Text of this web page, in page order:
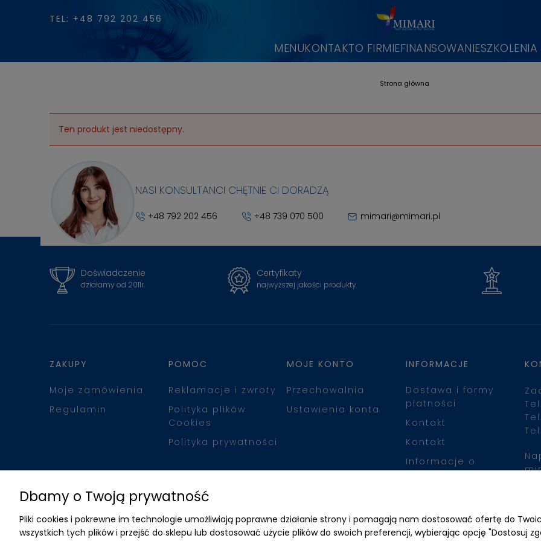
TEL: +48 792 202 456
MENUKONTAKTO FIRMIEFINANSOWANIESZKOLENIA
Strona główna
Ten produkt jest niedostępny.
NASI KONSULTANCI CHĘTNIE CI DORADZĄ
+48 792 202 456 +48 739 070 500 mimari@mimari.pl
Doświadczenie
działamy od 2011r.
Certyfikaty
najwyższej jakości produkty
ZAKUPY
Moje zamówienia
Regulamin
POMOC
Reklamacje i zwroty
Polityka plików
Cookies
Polityka prywatności
MOJE KONTO
Przechowalnia
Ustawienia konta
INFORMACJE
Dostawa i formy
płatności
Kontakt
Kontakt
Informacje o
Dbamy o Twoją prywatność
Pliki cookies i pokrewne im technologie umożliwiają poprawne działanie strony i pomagają nam dostosować ofertę do
wszystkich tych plików i przejść do sklepu lub dostosować użycie plików do swoich preferencji, wybierając opcję "Dostosuj